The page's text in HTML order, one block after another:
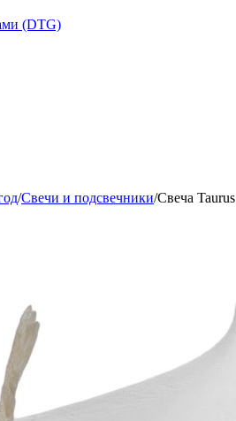
(DTG)
/Свечи и подсвечники/Свеча Taurus